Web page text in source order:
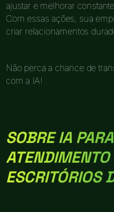
ajustar e melhorar
Com essas ações, sua
criar relacionamentos
Não perca a chance de
com a IA!
SOBRE IA PARA
ESCRITÓRIOS